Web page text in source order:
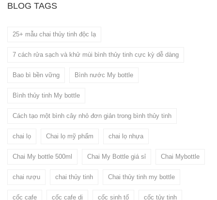
BLOG TAGS
25+ mẫu chai thủy tinh độc lạ
7 cách rửa sạch và khử mùi bình thủy tinh cực kỳ dễ dàng
Bao bì bền vững Bình nước My bottle
Bình thủy tinh My bottle
Cách tạo một bình cây nhỏ đơn giản trong bình thủy tinh
chai lọ Chai lọ mỹ phẩm chai lọ nhựa
Chai My bottle 500ml Chai My Bottle giá sỉ Chai Mybottle
chai rượu chai thủy tinh Chai thủy tinh my bottle
cốc cafe cốc cafe dị cốc sinh tố cốc tủy tinh